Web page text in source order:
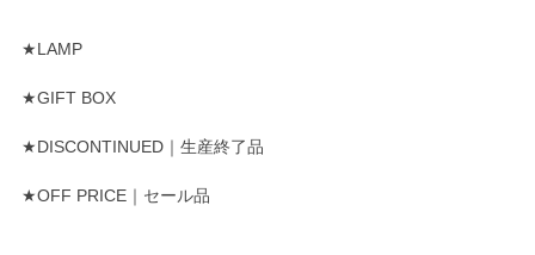
★LAMP
★GIFT BOX
★DISCONTINUED｜生産終了品
★OFF PRICE｜セール品